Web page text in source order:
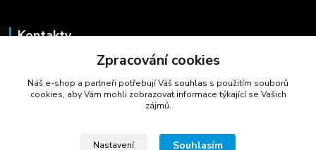
Kontakty
+420 723 725 881
(Po-Pá, 8-16 hod.)
Zpracování cookies
Náš e-shop a partneři potřebují Váš souhlas s použitím souborů
cookies, aby Vám mohli zobrazovat informace týkající se Vašich
zájmů.
Nastavení Souhlasím